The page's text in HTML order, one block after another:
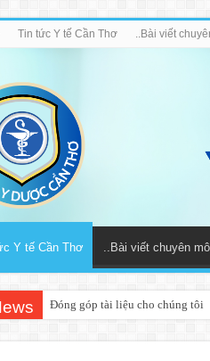
Tin tức Y tế Cần Thơ ..Bài viết
Y tế Cần Thơ ..Bài viết chuyên
Đóng góp tài liệu cho chúng tôi